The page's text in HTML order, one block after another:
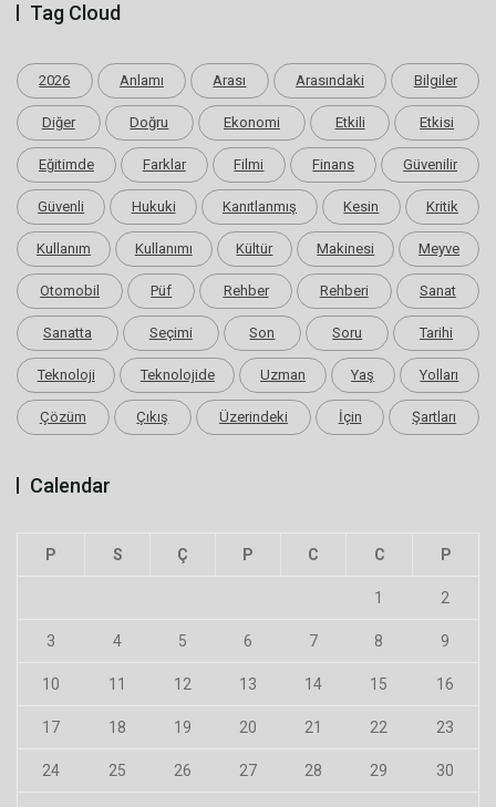
Tag Cloud
2026 Anlamı Arası Arasındaki Bilgiler
Diğer Doğru Ekonomi Etkili Etkisi
Eğitimde Farklar Filmi Finans Güvenilir
Güvenli Hukuki Kanıtlanmış Kesin Kritik
Kullanım Kullanımı Kültür Makinesi Meyve
Otomobil Püf Rehber Rehberi Sanat
Sanatta Seçimi Son Soru Tarihi
Teknoloji Teknolojide Uzman Yaş Yolları
Çözüm Çıkış Üzerindeki İçin Şartları
Calendar
P S Ç P C C P
1 2
3 4 5 6 7 8 9
10 11 12 13 14 15 16
17 18 19 20 21 22 23
24 25 26 27 28 29 30